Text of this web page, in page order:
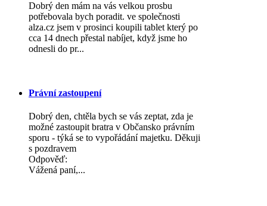
Dobrý den mám na vás velkou prosbu
potřebovala bych poradit. ve společnosti
alza.cz jsem v prosinci koupili tablet který po
cca 14 dnech přestal nabíjet, když jsme ho
odnesli do pr...
Právní zastoupení
Dobrý den, chtěla bych se vás zeptat, zda je
možné zastoupit bratra v Občansko právním
sporu - týká se to vypořádání majetku. Děkuji
s pozdravem
Odpověď:
Vážená paní,...